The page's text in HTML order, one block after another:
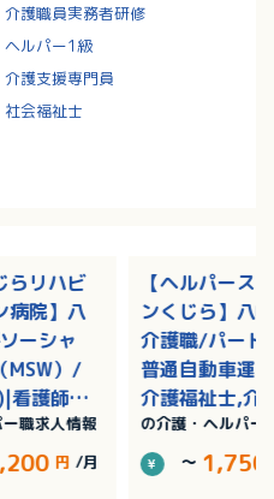
介護職員実務者研修
ヘルパー1級
介護支援専門員
社会福祉士
らリハビ
病院】八
ーシャ
MSW）/
看護師,
与あり
職求人情報
円 /月
【ヘルパース
ンくじら】八
介護職/パート
普通自動車運
介護福祉士,介
初任者研修（
2級）,介護職
研修（ヘルパ
の介護・ヘルパー
～ 1,750